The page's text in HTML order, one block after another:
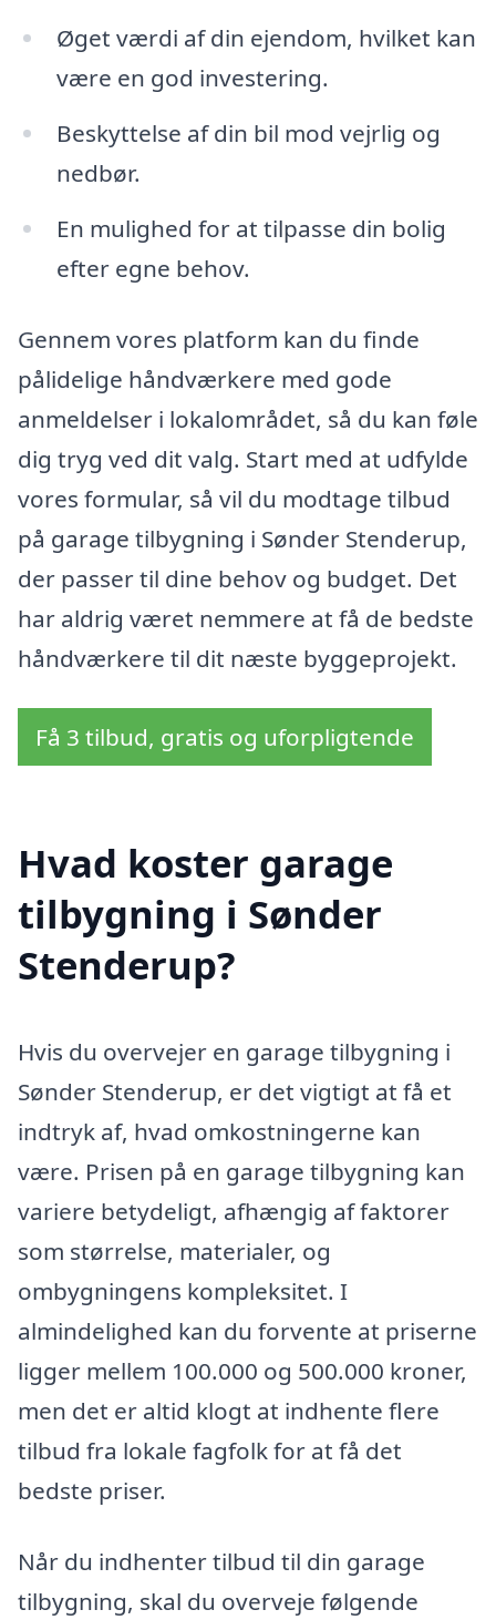
Øget værdi af din ejendom, hvilket kan
være en god investering.
Beskyttelse af din bil mod vejrlig og
nedbør.
En mulighed for at tilpasse din bolig
efter egne behov.
Gennem vores platform kan du finde
pålidelige håndværkere med gode
anmeldelser i lokalområdet, så du kan føle
dig tryg ved dit valg. Start med at udfylde
vores formular, så vil du modtage tilbud
på garage tilbygning i Sønder Stenderup,
der passer til dine behov og budget. Det
har aldrig været nemmere at få de bedste
håndværkere til dit næste byggeprojekt.
Få 3 tilbud, gratis og uforpligtende
Hvad koster garage
tilbygning i Sønder
Stenderup?
Hvis du overvejer en garage tilbygning i
Sønder Stenderup, er det vigtigt at få et
indtryk af, hvad omkostningerne kan
være. Prisen på en garage tilbygning kan
variere betydeligt, afhængig af faktorer
som størrelse, materialer, og
ombygningens kompleksitet. I
almindelighed kan du forvente at priserne
ligger mellem 100.000 og 500.000 kroner,
men det er altid klogt at indhente flere
tilbud fra lokale fagfolk for at få det
bedste priser.
Når du indhenter tilbud til din garage
tilbygning, skal du overveje følgende